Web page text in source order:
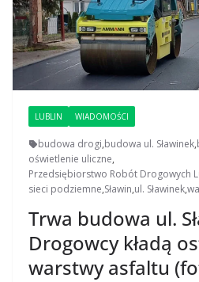
LUBLIN WIADOMOŚCI
budowa drogi,budowa ul. Sławinek,
oświetlenie uliczne,
Przedsiębiorstwo Robót Drogowych
sieci podziemne,Sławin,ul. Sławinek,
Trwa budowa ul.
Drogowcy kładą
warstwy asfaltu